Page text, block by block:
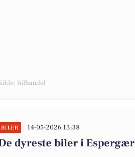
Bilhandel
BILER 14-05-2026 13:38
dyreste biler i